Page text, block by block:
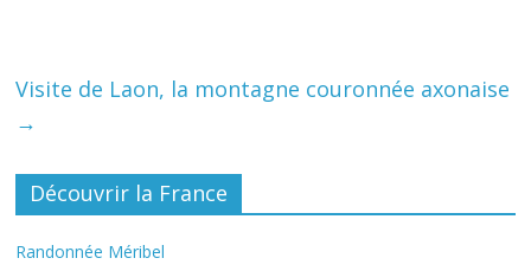
Visite de Laon, la montagne couronnée axonaise
→
Découvrir la France
Randonnée Méribel